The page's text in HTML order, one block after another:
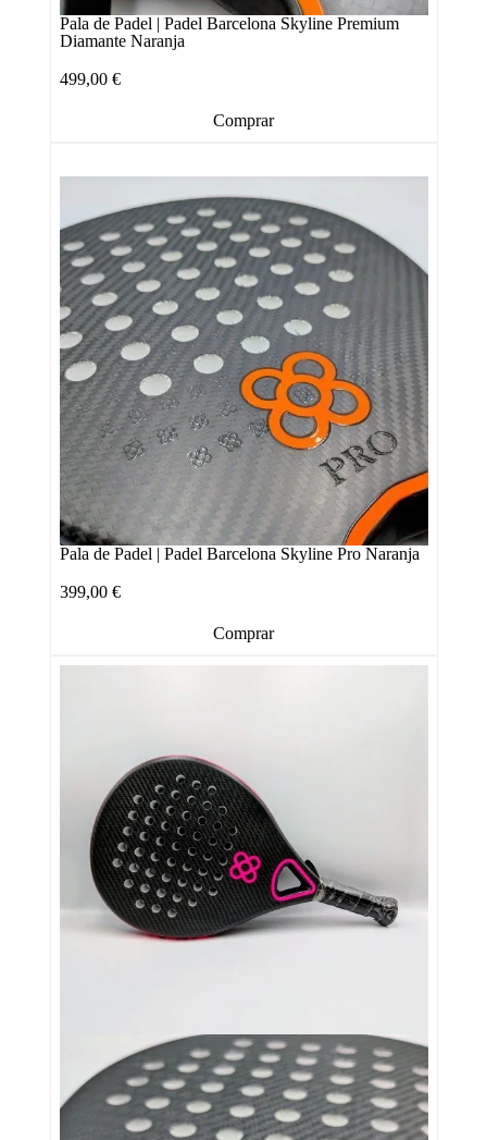
Pala de Padel | Padel Barcelona Skyline Premium
Diamante Naranja
499,00 €
Comprar
Pala de Padel | Padel Barcelona Skyline Pro Naranja
399,00 €
Comprar